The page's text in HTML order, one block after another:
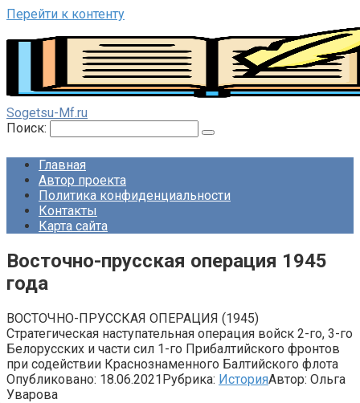
Перейти к контенту
Sogetsu-Mf.ru
Поиск:
Главная
Автор проекта
Политика конфиденциальности
Контакты
Карта сайта
Восточно-прусская операция 1945
года
ВОСТОЧНО-ПРУССКАЯ ОПЕРАЦИЯ (1945)
Стратегическая наступательная операция войск 2-го, 3-го
Белорусских и части сил 1-го Прибалтийского фронтов
при содействии Краснознаменного Балтийского флота
Опубликовано: 18.06.2021Рубрика: ИсторияАвтор: Ольга
Уварова